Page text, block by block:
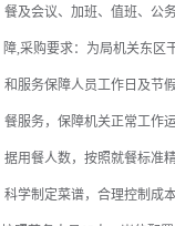
餐及会议、加班、值班、公
障,采购要求：为局机关东区
和服务保障人员工作日及节
餐服务，保障机关正常工作
据用餐人数，按照就餐标准
科学制定菜谱，合理控制成